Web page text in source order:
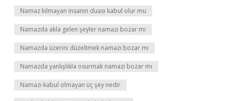
Namaz kılmayan insanın duası kabul olur mu
Namazda akla gelen şeyler namazı bozar mı
Namazda üzerini düzeltmek namazı bozar mı
Namazda yanlışlıkla osurmak namazı bozar mı
Namazı kabul olmayan üç şey nedir